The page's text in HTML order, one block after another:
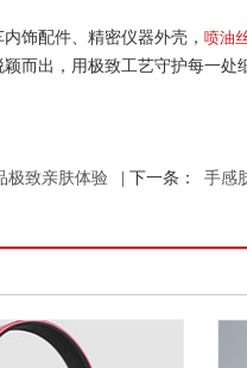
饰配件、精密仪器外壳， 喷油
而出，用极致工艺守护每一处
极致亲肤体验 | 下一条： 手感